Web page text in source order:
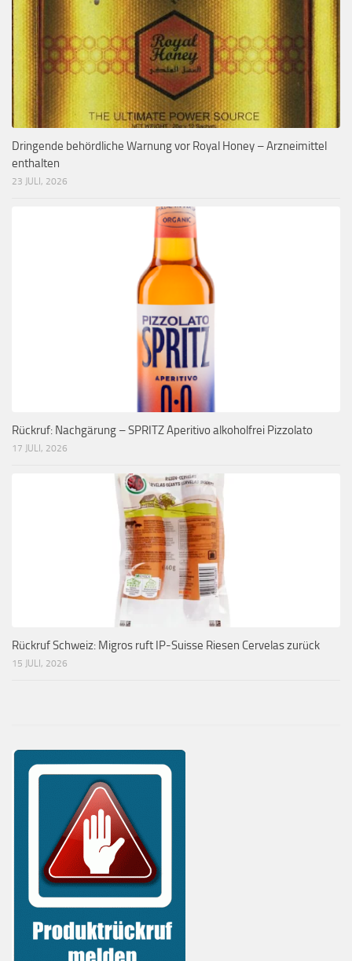
Dringende behördliche Warnung vor Royal Honey – Arzneimittel
enthalten
23 JULI, 2026
Rückruf: Nachgärung – SPRITZ Aperitivo alkoholfrei Pizzolato
17 JULI, 2026
Rückruf Schweiz: Migros ruft IP-Suisse Riesen Cervelas zurück
15 JULI, 2026